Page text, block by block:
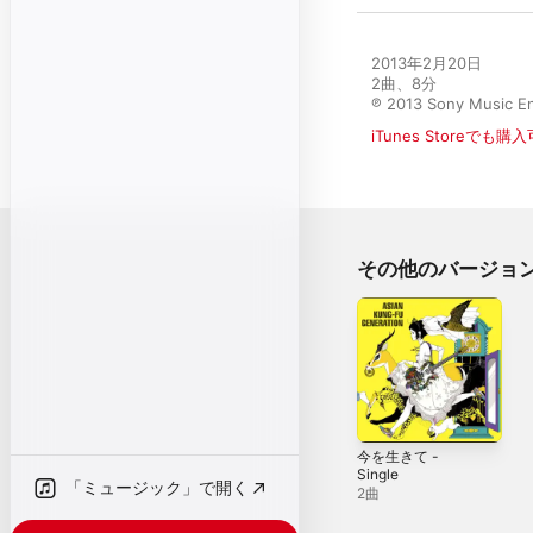
「ミュージック」で開く
2013年2月20日
2曲、8分
℗ 2013 Sony Music
iTunes Storeでも購入
その他のバージョ
今を生きて -
Single
2曲